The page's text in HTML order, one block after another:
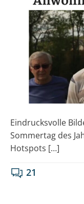
Eindrucksvolle
Sommertag des
Hotspots […]
21